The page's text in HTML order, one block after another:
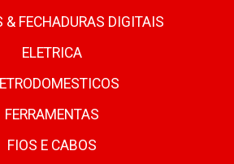
& FECHADURAS DIGITAIS
ELETRICA
FERRAMENTAS
FIOS E CABOS